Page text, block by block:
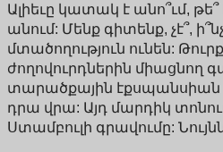
Ալիեւը կատակ է անո՞ւմ,
անում: Մենք գիտենք, չէ՞,
մտածողություն ունեն:
ժողովուրդներին միացնող
տարածքային էքսպանսիան
դրա վրա: Այդ մարդիկ
Ստամբուլի գրավումը: